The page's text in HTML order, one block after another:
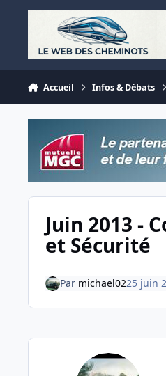
Aller au contenu
Accueil Infos & Débats
Juin 2013 -
et Sécurité
Par michael0225 juin